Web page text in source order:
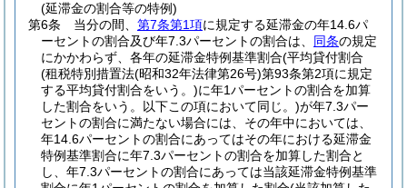
(延滞金の割合等の特例)
第6条
当分の間、 第7条第1項に規定する延滞金の年14.6パ
ーセントの割合及び年7.3パーセントの割合は、 同条の規定
にかかわらず、各年の延滞金特例基準割合(平均貸付割合
(租税特別措置法(昭和32年法律第26号)第93条第2項に規定
する平均貸付割合をいう。)に年1パーセントの割合を加算
した割合をいう。以下この項において同じ。)が年7.3パー
セントの割合に満たない場合には、その年中においては、
年14.6パーセントの割合にあってはその年における延滞金
特例基準割合に年7.3パーセントの割合を加算した割合と
し、年7.3パーセントの割合にあっては当該延滞金特例基準